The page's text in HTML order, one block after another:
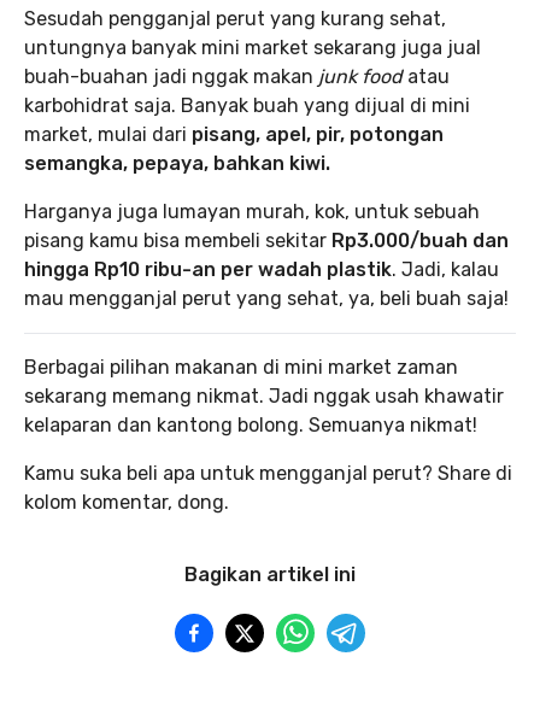
Sesudah pengganjal perut yang kurang sehat,
untungnya banyak mini market sekarang juga jual
buah-buahan jadi nggak makan junk foodatau
karbohidrat saja. Banyak buah yang dijual di mini
market, mulai dari pisang, apel, pir, potongan
semangka, pepaya, bahkan kiwi.
Harganya juga lumayan murah, kok, untuk sebuah
pisang kamu bisa membeli sekitar Rp3.000/buah dan
hingga Rp10 ribu-an per wadah plastik. Jadi, kalau
mau mengganjal perut yang sehat, ya, beli buah saja!
Berbagai pilihan makanan di mini market zaman
sekarang memang nikmat. Jadi nggak usah khawatir
kelaparan dan kantong bolong. Semuanya nikmat!
Kamu suka beli apa untuk mengganjal perut? Share di
kolom komentar, dong.
Bagikan artikel ini